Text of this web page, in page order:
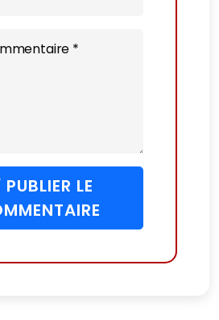
*
PUBLIER LE